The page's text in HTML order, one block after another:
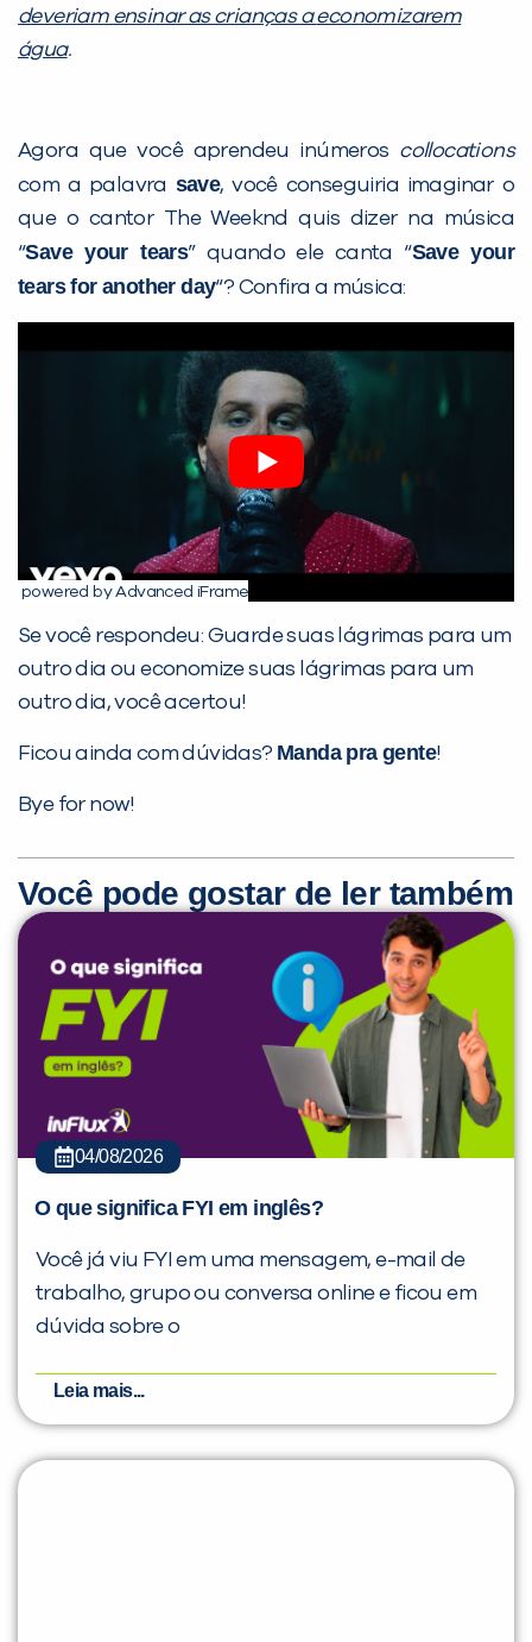
deveriam ensinar as crianças aeconomizarem
água.
Agora que você aprendeu inúmeros collocations
com a palavra save, você conseguiria imaginar o
que o cantor The Weeknd quis dizer na música
“Save your tears” quando ele canta “Save your
tears for another day“? Confira a música:
powered by Advanced iFrame
Se você respondeu: Guarde suas lágrimas para um
outro dia ou economize suas lágrimas para um
outro dia, você acertou!
Ficou ainda com dúvidas? Manda pra gente!
Bye for now!
Você pode gostar de ler também
04/08/2026
O que significa FYI em inglês?
Você já viu FYI em uma mensagem, e-mail de
trabalho, grupo ou conversa online e ficou em
dúvida sobre o
Leia mais...